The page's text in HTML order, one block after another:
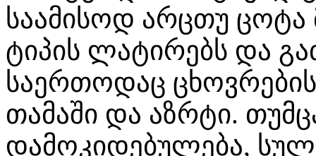
საამისოდ არცთუ ცოტა
ტიპის ლატირებს და
საერთოდაც
თამაში და აზრტი.
დამოკიდებულება, სულ